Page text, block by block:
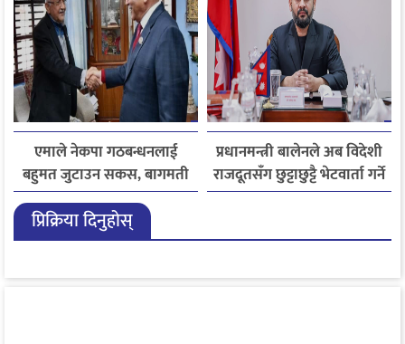
एमाले नेकपा गठबन्धनलाई
बहुमत जुटाउन सकस, बागमती
सरकार पुनर्गठन अन्योलमा
प्रधानमन्त्री बालेनले अब विदेशी
राजदूतसँग छुट्टाछुट्टै भेटवार्ता गर्ने
प्रिक्रिया दिनुहोस्